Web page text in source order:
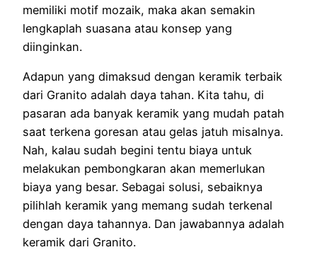
memiliki motif mozaik, maka akan semakin
lengkaplah suasana atau konsep yang
diinginkan.
Adapun yang dimaksud dengan keramik terbaik
dari Granito adalah daya tahan. Kita tahu, di
pasaran ada banyak keramik yang mudah patah
saat terkena goresan atau gelas jatuh misalnya.
Nah, kalau sudah begini tentu biaya untuk
melakukan pembongkaran akan memerlukan
biaya yang besar. Sebagai solusi, sebaiknya
pilihlah keramik yang memang sudah terkenal
dengan daya tahannya. Dan jawabannya adalah
keramik dari Granito.